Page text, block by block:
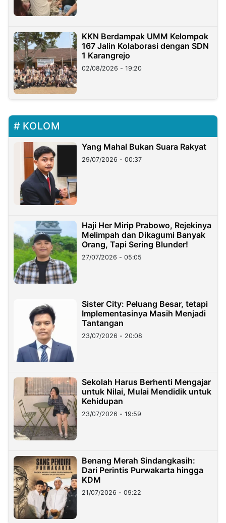
KKN Berdampak UMM Kelompok
167 Jalin Kolaborasi dengan SDN
1 Karangrejo
02/08/2026 - 19:20
KOLOM
Yang Mahal Bukan Suara Rakyat
29/07/2026 - 00:37
Haji Her Mirip Prabowo, Rejekinya
Melimpah dan Dikagumi Banyak
Orang, Tapi Sering Blunder!
27/07/2026 - 05:05
Sister City: Peluang Besar, tetapi
Implementasinya Masih Menjadi
Tantangan
23/07/2026 - 20:08
Sekolah Harus Berhenti Mengajar
untuk Nilai, Mulai Mendidik untuk
Kehidupan
23/07/2026 - 19:59
Benang Merah Sindangkasih:
Dari Perintis Purwakarta hingga
KDM
21/07/2026 - 09:22